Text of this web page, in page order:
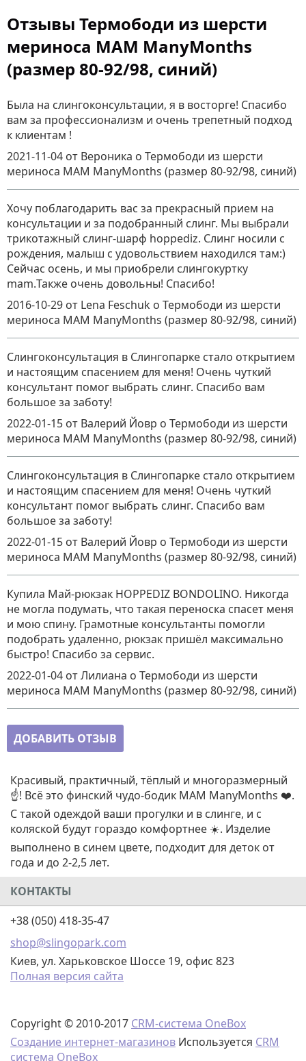
Отзывы Термободи из шерсти
мериноса MAM ManyMonths
(размер 80-92/98, синий)
Была на слингоконсультации, я в восторге! Спасибо
вам за профессионализм и очень трепетный подход
к клиентам !
2021-11-04 от Вероника о Термободи из шерсти
мериноса MAM ManyMonths (размер 80-92/98, синий)
Хочу поблагодарить вас за прекрасный прием на
консультации и за подобранный слинг. Мы выбрали
трикотажный слинг-шарф hoppediz. Слинг носили с
рождения, малыш с удовольствием находился там:)
Сейчас осень, и мы приобрели слингокуртку
mam.Также очень довольны! Спасибо!
2016-10-29 от Lena Feschuk о Термободи из шерсти
мериноса MAM ManyMonths (размер 80-92/98, синий)
Слингоконсультация в Слингопарке стало открытием
и настоящим спасением для меня! Очень чуткий
консультант помог выбрать слинг. Спасибо вам
большое за заботу!
2022-01-15 от Валерий Йовр о Термободи из шерсти
мериноса MAM ManyMonths (размер 80-92/98, синий)
Слингоконсультация в Слингопарке стало открытием
и настоящим спасением для меня! Очень чуткий
консультант помог выбрать слинг. Спасибо вам
большое за заботу!
2022-01-15 от Валерий Йовр о Термободи из шерсти
мериноса MAM ManyMonths (размер 80-92/98, синий)
Купила Май-рюкзак HOPPEDIZ BONDOLINO. Никогда
не могла подумать, что такая переноска спасет меня
и мою спину. Грамотные консультанты помогли
подобрать удаленно, рюкзак пришёл максимально
быстро! Спасибо за сервис.
2022-01-04 от Лилиана о Термободи из шерсти
мериноса MAM ManyMonths (размер 80-92/98, синий)
ДОБАВИТЬ ОТЗЫВ
Красивый, практичный, тёплый и многоразмерный
☝️! Всё это финский чудо-бодик MAM ManyMonths ❤️.
С такой одеждой ваши прогулки и в слинге, и с
коляской будут гораздо комфортнее ☀️. Изделие
выполнено в синем цвете, подходит для деток от
года и до 2-2,5 лет.
КОНТАКТЫ
+38 (050) 418-35-47
shop@slingopark.com
Киев, ул. Харьковское Шоссе 19, офис 823
Полная версия сайта
Copyright © 2010-2017 CRM-система OneBox
Создание интернет-магазинов Используется CRM
система OneBox